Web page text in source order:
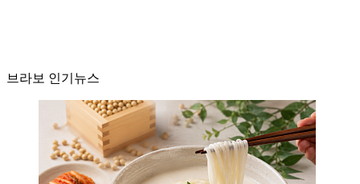
브라보 인기뉴스